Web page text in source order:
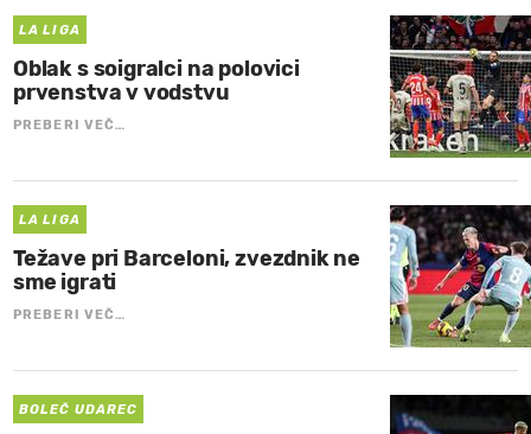
LA LIGA
Oblak s soigralci na polovici
prvenstva v vodstvu
PREBERI VEČ…
LA LIGA
Težave pri Barceloni, zvezdnik ne
sme igrati
PREBERI VEČ…
BOLEČ UDAREC